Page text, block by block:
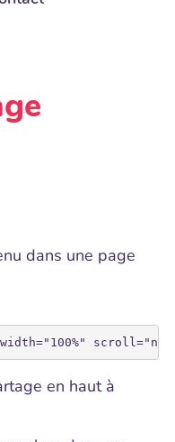
dans une page
en haut à